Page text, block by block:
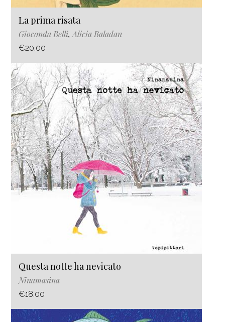
La prima risata
Gioconda Belli, Alicia Baladan
€20.00
Questa notte ha nevicato
Ninamasina
€18.00